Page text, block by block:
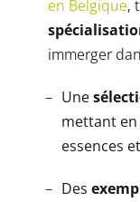
en Belgique,
immerger
Une
mettant
essences
Des